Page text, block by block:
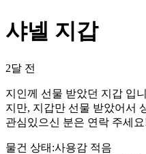
샤넬 지갑
2달 전
지인께 선물 받았던 지갑 입
지만, 지갑만 선물 받았어서
관심있으신 분은 연락 주세
물건 상태 :사용감 적음